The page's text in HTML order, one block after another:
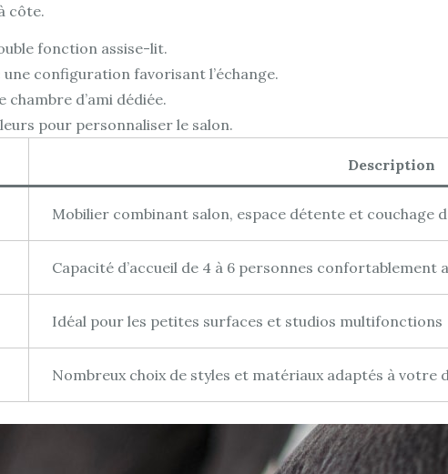
côte.
fonction assise-lit.
configuration favorisant l’échange.
d’ami dédiée.
pour personnaliser le salon.
Description
Mobilier combinant salon, espace détente et couchage
Capacité d’accueil de 4 à 6 personnes confortablement
Idéal pour les petites surfaces et studios multifonctions
Nombreux choix de styles et matériaux adaptés à votre